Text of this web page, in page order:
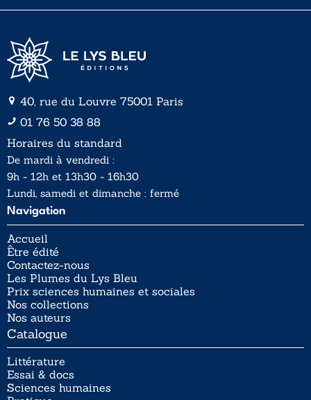
40, rue du Louvre 75001 Paris
01 76 50 38 88
Horaires du standard
De mardi à vendredi :
9h - 12h et 13h30 - 16h30
Lundi, samedi et dimanche : fermé
Navigation
Accueil
Être édité
Contactez-nous
Les Plumes du Lys Bleu
Prix sciences humaines et sociales
Nos collections
Nos auteurs
Catalogue
Littérature
Essai & docs
Sciences humaines